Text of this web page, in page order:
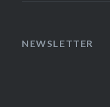
NEWSLETTER